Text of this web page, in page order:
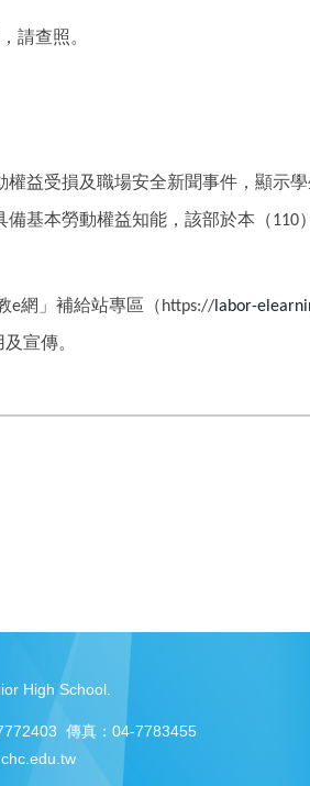
請查照。
益受損及職場安全新聞事件，顯示
基本勞動權益知能，該部於本（110
e網」補給站專區（ https:// labor-
宣傳。
High School.
傳真：04-7783455